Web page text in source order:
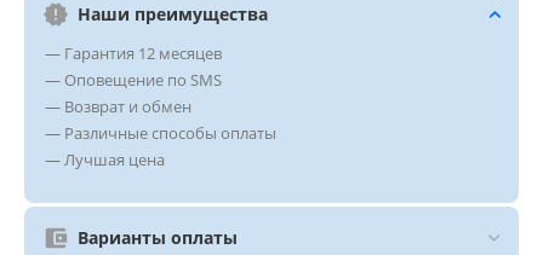
Наши преимущества
— Гарантия 12 месяцев
— Оповещение по SMS
— Возврат и обмен
— Различные способы оплаты
— Лучшая цена
Варианты оплаты